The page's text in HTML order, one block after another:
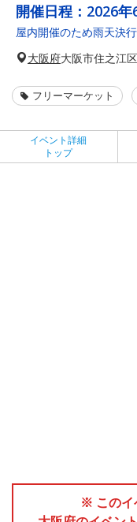
開催日程： 2026年
屋内開催のため雨天決行
大阪府大阪市住之江区
フリーマーケット
イベント詳細
トップ
※ このイ